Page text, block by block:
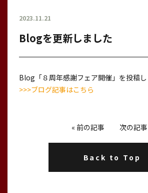
2023.11.21
Blogを更新しました
Blog「８周年感謝フェア開催」を投稿
>>>ブログ記事はこちら
« 前の記事 次の記事
Back to Top